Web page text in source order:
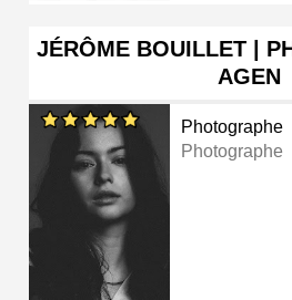
JÉRÔME BOUILLET |
AGEN
Photographe
Photographe